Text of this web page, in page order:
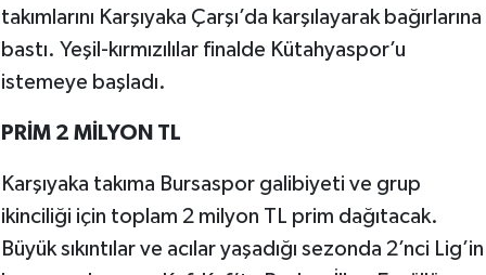
takımlarını Karşıyaka Çarşı’da karşılayarak bağırlarına
bastı. Yeşil-kırmızılılar finalde Kütahyaspor’u
istemeye başladı.
PRİM 2 MİLYON TL
Karşıyaka takıma Bursaspor galibiyeti ve grup
ikinciliği için toplam 2 milyon TL prim dağıtacak.
Büyük sıkıntılar ve acılar yaşadığı sezonda 2’nci Lig’in